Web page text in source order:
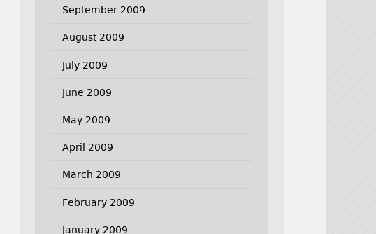
September 2009
August 2009
July 2009
June 2009
May 2009
April 2009
March 2009
February 2009
January 2009